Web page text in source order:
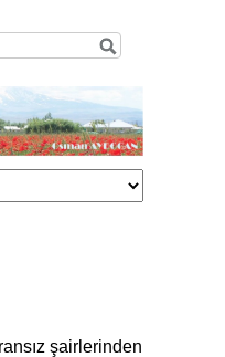
şairlerinden